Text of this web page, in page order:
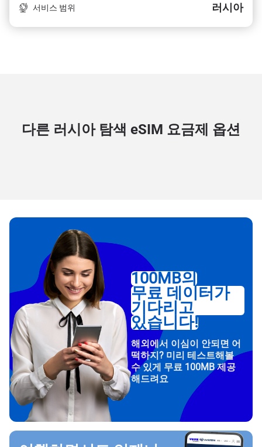
서비스 범위 러시아
다른 러시아 탐색 eSIM 요금제 옵션
100MB의
무료 데이터가
기다리고
있습니다!
해외에서 이심이 안되면 어
떡하지? 미리 테스트해볼
수 있게 무료 100MB 제공
해드려요